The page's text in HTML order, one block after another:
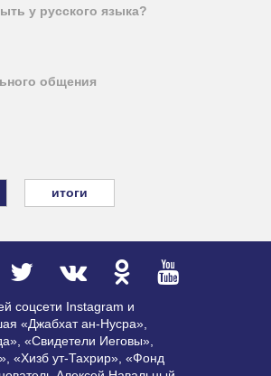
у русского языка?
общения
итоги
соцсети Instagram и
«Джабхат ан-Нусра»,
«Свидетели Иеговы»,
«Хизб ут-Тахрир», «Фонд